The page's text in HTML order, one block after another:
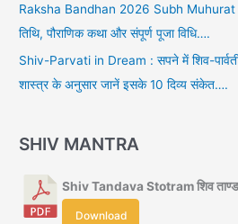
Raksha Bandhan 2026 Subh Muhurat :
तिथि, पौराणिक कथा और संपूर्ण पूजा विधि….
Shiv-Parvati in Dream : सपने में शिव-
शास्त्र के अनुसार जानें इसके 10 दिव्य संकेत….
SHIV MANTRA
Shiv Tandava Stotram शिव
Download